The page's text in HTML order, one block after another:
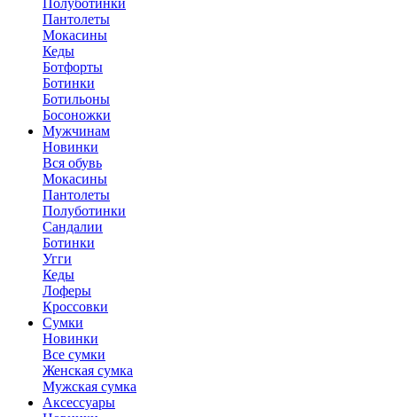
Полуботинки
Пантолеты
Мокасины
Кеды
Ботфорты
Ботинки
Ботильоны
Босоножки
Мужчинам
Новинки
Вся обувь
Мокасины
Пантолеты
Полуботинки
Сандалии
Ботинки
Угги
Кеды
Лоферы
Кроссовки
Сумки
Новинки
Все сумки
Женская сумка
Мужская сумка
Аксессуары